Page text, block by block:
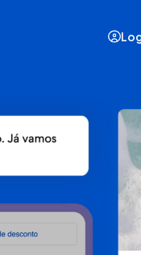
Demonstração
Veja a
em ação